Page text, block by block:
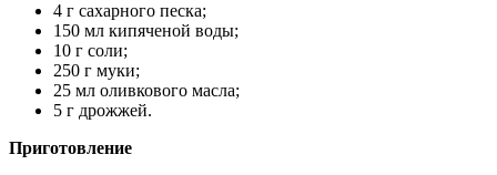
4 г сахарного песка;
150 мл кипяченой воды;
10 г соли;
250 г муки;
25 мл оливкового масла;
5 г дрожжей.
Приготовление